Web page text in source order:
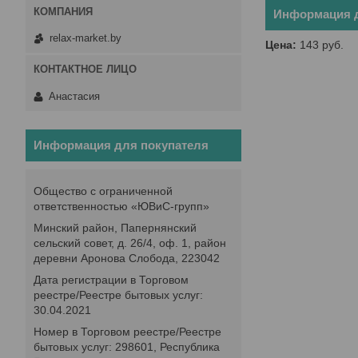
Информация
Цена: 143 руб.
relax-market.by
Анастасия
Информация для покупателя
Общество с ограниченной
ответственностью «ЮВиС-групп»
Минский район, Папернянский
сельский совет, д. 26/4, оф. 1, район
деревни Аронова Слобода, 223042
Дата регистрации в Торговом
реестре/Реестре бытовых услуг:
30.04.2021
Номер в Торговом реестре/Реестре
бытовых услуг: 298601, Республика